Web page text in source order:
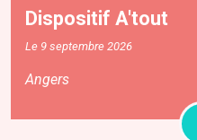
Dispositif A'tout
Le 9 septembre 2026
Angers